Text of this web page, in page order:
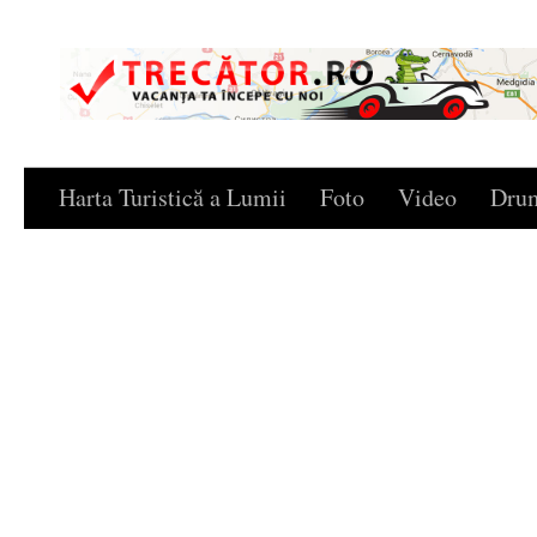
Skip to content
Harta Turistică a Lumii Foto Video